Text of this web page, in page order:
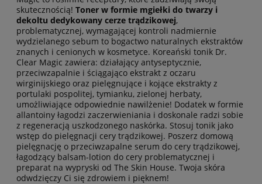
skutecznością! Toner w formie mgiełki do twarzy i
dekoltu dedykowany cerze trądzikowej,
problematycznej, wymagającej kontroli nadmiernie
wydzielanego sebum to bogactwo naturalnych ekstraktów
znanych i cenionych w kosmetyce. Koreański tonik Dr.
Clear Magic zawiera: działający antyseptycznie,
przeciwzapalnie i ściągająco ekstrakt z oczaru
wirginijskiego oraz pielęgnujące i kojące ekstrakty z
portulaki pospolitej, tymianku, zielonej herbaty,
umożliwiające odpowiednie nawilżenie! Dodatek w formie
allantoiny łagodzi zaczerwieniania i doskonale radzi sobie
z regeneracją uszkodzonego naskórka. Stosuj tonik jako
wstęp do pielęgnacji cery trądzikowej. Poszerz domową
pielęgnację o przeciwzapalne serum do cery trądzikowej,
łagodzący balsam-lotion do cery problematycznej i
preparat na wypryski od The Skin House. Twoja skóra
odwdzięczy Ci się zdrowiem i pięknem!